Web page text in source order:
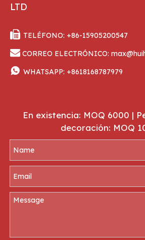
LTD
 TELÉFONO: +86-15905200547
 CORREO ELECTRÓNICO:
 WHATSAPP: +8618168787979
En existencia: MOQ 6000 |
decoración: MOQ